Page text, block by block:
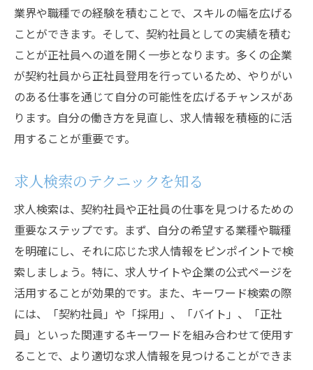
業界や職種での経験を積むことで、スキルの幅を広げる
ことができます。そして、契約社員としての実績を積む
ことが正社員への道を開く一歩となります。多くの企業
が契約社員から正社員登用を行っているため、やりがい
のある仕事を通じて自分の可能性を広げるチャンスがあ
ります。自分の働き方を見直し、求人情報を積極的に活
用することが重要です。
求人検索のテクニックを知る
求人検索は、契約社員や正社員の仕事を見つけるための
重要なステップです。まず、自分の希望する業種や職種
を明確にし、それに応じた求人情報をピンポイントで検
索しましょう。特に、求人サイトや企業の公式ページを
活用することが効果的です。また、キーワード検索の際
には、「契約社員」や「採用」、「バイト」、「正社
員」といった関連するキーワードを組み合わせて使用す
ることで、より適切な求人情報を見つけることができま